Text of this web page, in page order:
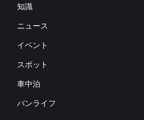
知識
ニュース
イベント
スポット
車中泊
バンライフ